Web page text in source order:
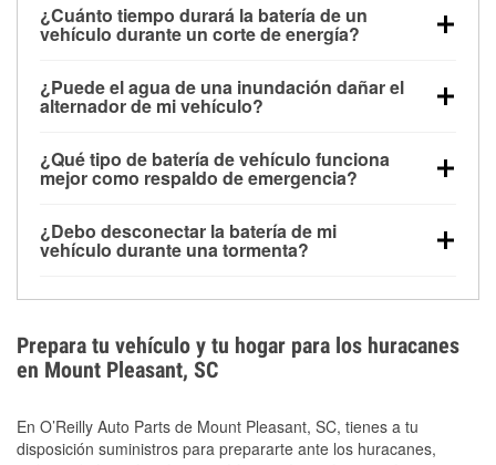
¿Cuánto tiempo durará la batería de un
vehículo durante un corte de energía?
alimentar pequeños accesorios durante un tiempo
limitado, pero el uso repetido sin conducir el vehículo
contar con un equipo de carga de respaldo para
cortes prolongados.
¿Puede el agua de una inundación dañar el
alternador de mi vehículo?
parte baja del compartimento del motor y pueden
dañarse si se sumergen, lo que puede provocar una
días después de la exposición.
¿Qué tipo de batería de vehículo funciona
mejor como respaldo de emergencia?
para aplicaciones de ciclo profundo porque son
selladas, resistentes a las vibraciones y más
¿Debo desconectar la batería de mi
vehículo durante una tormenta?
los daños por inundación. Evitar el agua estancada y
preparar opciones de carga de respaldo son
medidas de protección más efectivas.
Prepara tu vehículo y tu hogar para los huracanes
en Mount Pleasant, SC
En O’Reilly Auto Parts de Mount Pleasant, SC, tienes a tu
disposición suministros para prepararte ante los huracanes,